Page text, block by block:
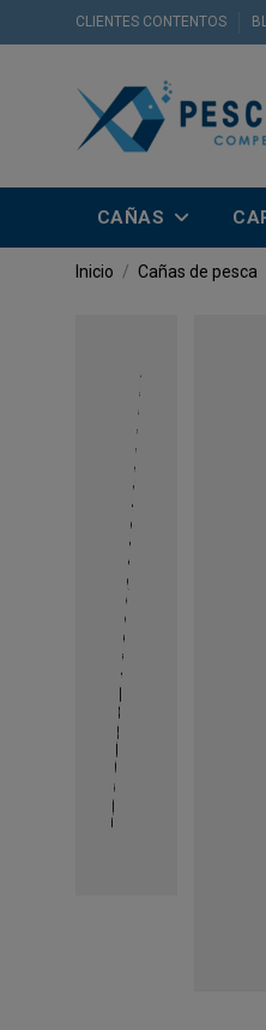
CLIENTES CONTENTOS
CAÑAS
Inicio Cañas de pesca